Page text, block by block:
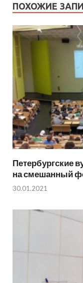
ПОХОЖИЕ
Петербургские
на смешанный
30.01.2021